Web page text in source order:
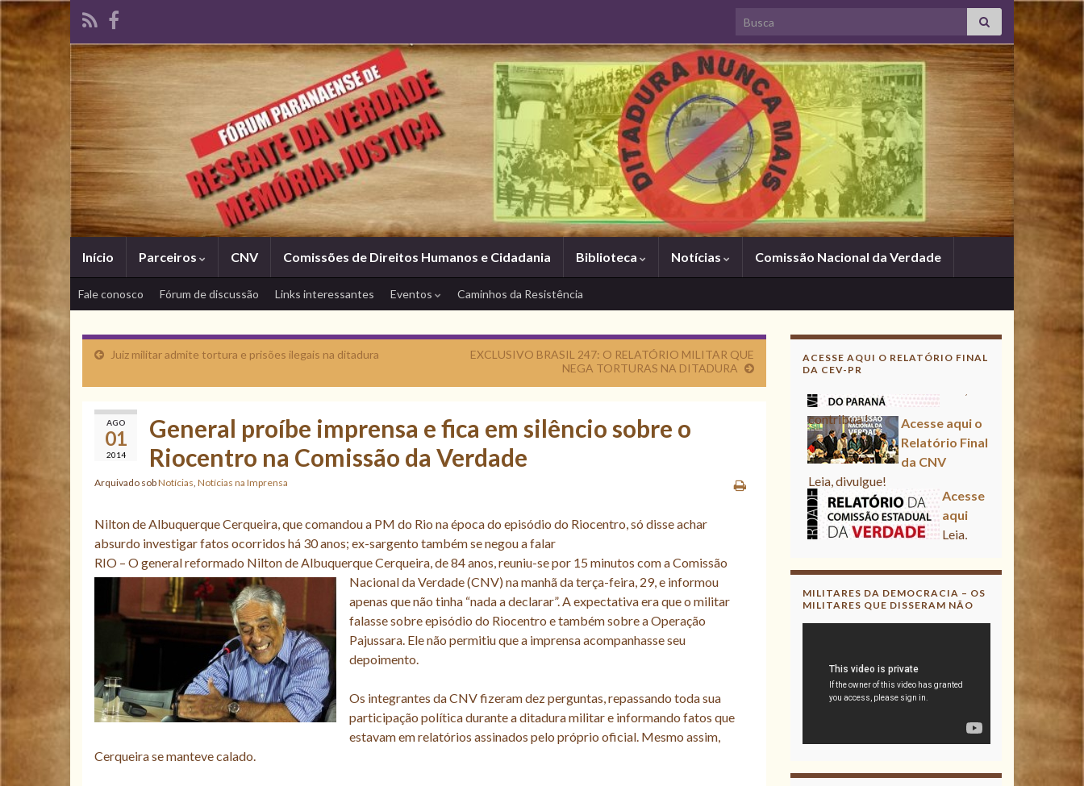
Search for:
Início Parceiros CNV Comissões de Direitos Humanos e Cidadania Biblioteca Notícias Comissão Nacional da Verdade
Fale conosco Fórum de discussão Links interessantes Eventos Caminhos da Resistência
Juiz militar admite tortura e prisões ilegais na ditadura
EXCLUSIVO BRASIL 247: O RELATÓRIO MILITAR QUE
NEGA TORTURAS NA DITADURA
AGO
01
2014
General proíbe imprensa e fica em silêncio sobre o
Riocentro na Comissão da Verdade
Arquivado sobNotícias, Notícias na Imprensa
Nilton de Albuquerque Cerqueira, que comandou a PM do Rio na época do episódio do Riocentro, só disse achar
absurdo investigar fatos ocorridos há 30 anos; ex-sargento também se negou a falar
RIO – O general reformado Nilton de Albuquerque Cerqueira, de 84 anos, reuniu-se por 15 minutos com a Comissão
Nacional da Verdade (CNV) na manhã daterça-feira, 29, e informou
apenas que não tinha “nada a declarar”. A expectativa era que o militar
falasse sobre episódio do Riocentro e também sobre a Operação
Pajussara. Ele não permitiu que a imprensa acompanhasse seu
depoimento.
Os integrantes da CNV fizeram dez perguntas, repassando toda sua
participação política durante a ditadura militar e informando fatos que
estavam em relatórios assinados pelo próprio oficial. Mesmo assim,
Cerqueira se manteve calado.
ACESSE AQUI O RELATÓRIO FINAL
DA CEV-PR
Acesse aqui o Relatório Final
da CNV
Leia, divulgue!
Acesse aqui
Leia, contribua !
da CNV
Leia, divulgue!
MILITARES DA DEMOCRACIA – OS
MILITARES QUE DISSERAM NÃO